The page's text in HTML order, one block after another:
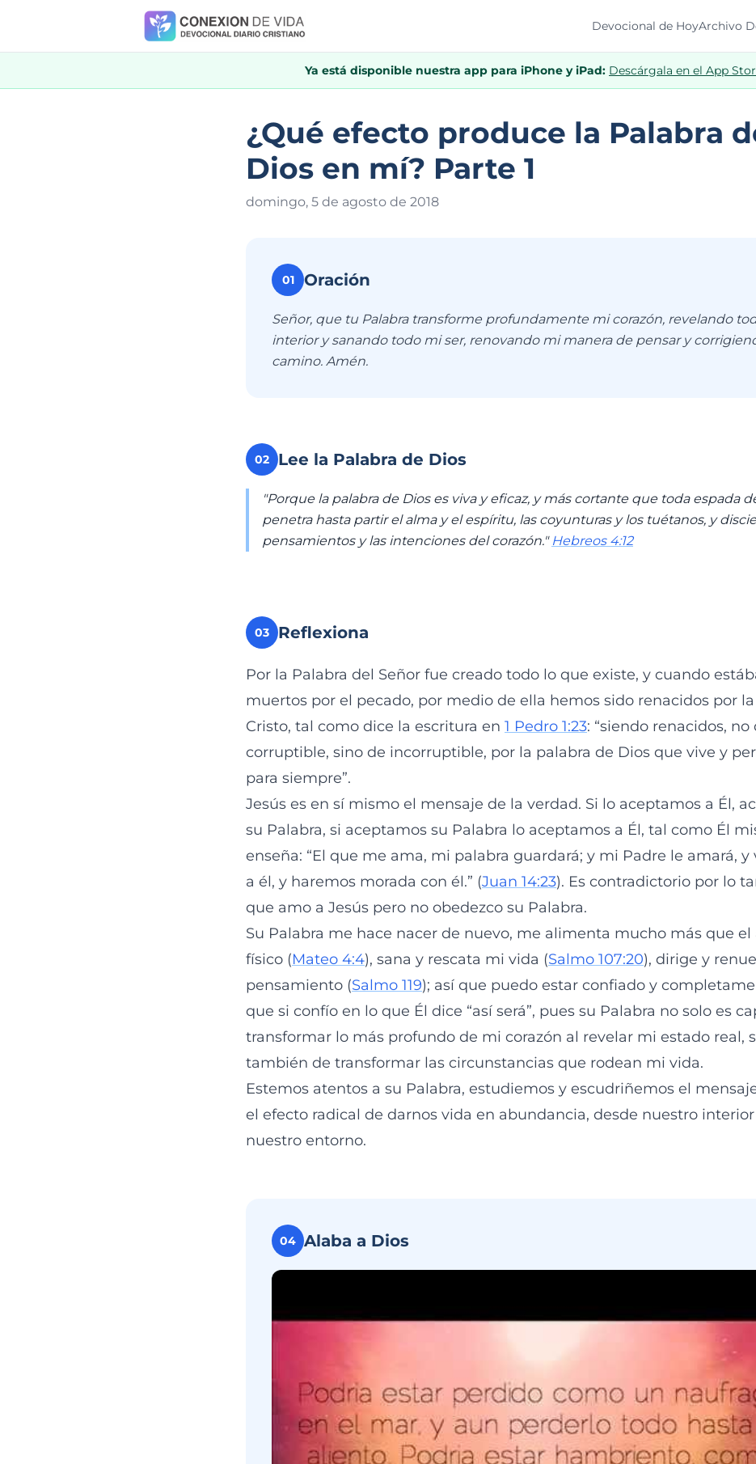
Devocional de HoyArchivo
Ya está disponible nuestra app para iPhone y iPad: Descárgala en el App
¿Qué efecto produce la Palabra
Dios en mí? Parte 1
domingo, 5 de agosto de 2018
01 Oración
Señor, que tu Palabra transforme profundamente mi corazón, revelando
interior y sanando todo mi ser, renovando mi manera de pensar y
camino. Amén.
02 Lee la Palabra de Dios
"Porque la palabra de Dios es viva y eficaz, y más cortante que toda espada
penetra hasta partir el alma y el espíritu, las coyunturas y los tuétanos, y
pensamientos y las intenciones del corazón." Hebreos 4:12
03 Reflexiona
Por la Palabra del Señor fue creado todo lo que existe, y cuando
muertos por el pecado, por medio de ella hemos sido renacidos por
Cristo, tal como dice la escritura en 1 Pedro 1:23: “siendo renacidos,
corruptible, sino de incorruptible, por la palabra de Dios que vive y
para siempre”.
Jesús es en sí mismo el mensaje de la verdad. Si lo aceptamos a Él,
su Palabra, si aceptamos su Palabra lo aceptamos a Él, tal como Él
enseña: “El que me ama, mi palabra guardará; y mi Padre le amará,
a él, y haremos morada con él.” (Juan 14:23). Es contradictorio por lo
que amo a Jesús pero no obedezco su Palabra.
Su Palabra me hace nacer de nuevo, me alimenta mucho más que
físico (Mateo 4:4), sana y rescata mi vida (Salmo 107:20), dirige y
pensamiento (Salmo 119); así que puedo estar confiado y
que si confío en lo que Él dice “así será”, pues su Palabra no solo es
transformar lo más profundo de mi corazón al revelar mi estado real,
también de transformar las circunstancias que rodean mi vida.
Estemos atentos a su Palabra, estudiemos y escudriñemos el
el efecto radical de darnos vida en abundancia, desde nuestro
nuestro entorno.
04 Alaba a Dios